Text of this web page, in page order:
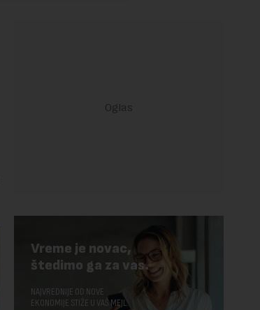
Vreme je novac,
štedimo ga za vas.
NAJVREDNIJE OD NOVE
EKONOMIJE STIŽE U VAŠ MEJL.